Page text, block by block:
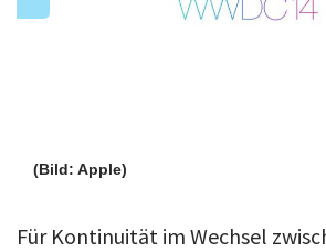
(Bild: Apple)
Für Kontinuität im Wechsel